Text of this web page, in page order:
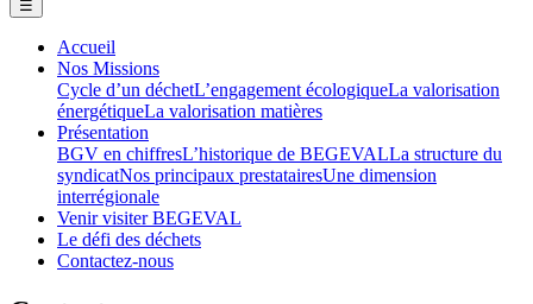
☰
Accueil
Nos Missions
Cycle d’un déchetL’engagement écologiqueLa valorisation
énergétiqueLa valorisation matières
Présentation
BGV en chiffresL’historique de BEGEVALLa structure du
syndicatNos principaux prestatairesUne dimension
interrégionale
Venir visiter BEGEVAL
Le défi des déchets
Contactez-nous